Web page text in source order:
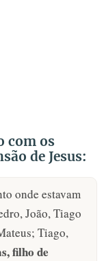
com os
de Jesus:
onde estavam
João, Tiago
Tiago,
filho de